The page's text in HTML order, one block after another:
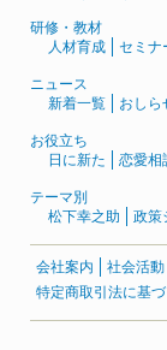
研修・教材
人材育成
セミナ
ニュース
新着一覧
おしら
お役立ち
日に新た
恋愛相
テーマ別
松下幸之助
政策
会社案内 社会活動
特定商取引法に基